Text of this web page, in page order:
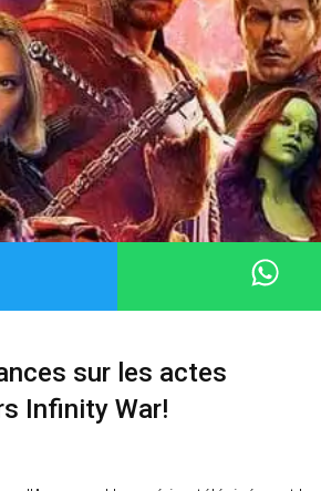
sur les actes
Infinity War!